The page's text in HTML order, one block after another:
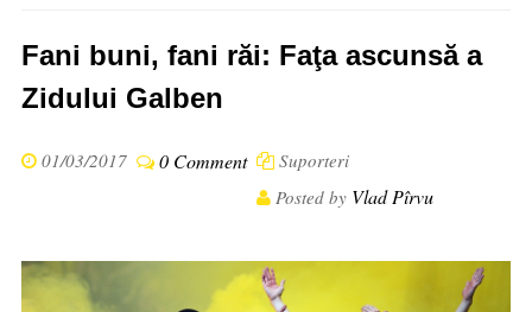
Fani buni, fani răi: Faţa ascunsă a
Zidului Galben
01/03/2017 0 Comment
Suporteri
Posted by Vlad Pîrvu